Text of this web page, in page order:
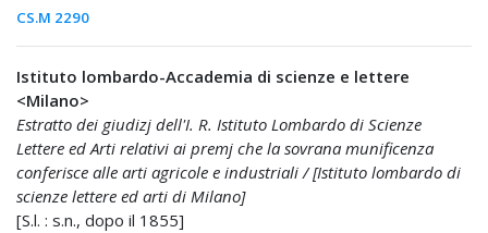
CS.M 2290
Istituto lombardo-Accademia di scienze e lettere
<Milano>
Estratto dei giudizj dell'I. R. Istituto Lombardo di Scienze
Lettere ed Arti relativi ai premj che la sovrana munificenza
conferisce alle arti agricole e industriali / [Istituto lombardo di
scienze lettere ed arti di Milano]
[S.l. : s.n., dopo il 1855]